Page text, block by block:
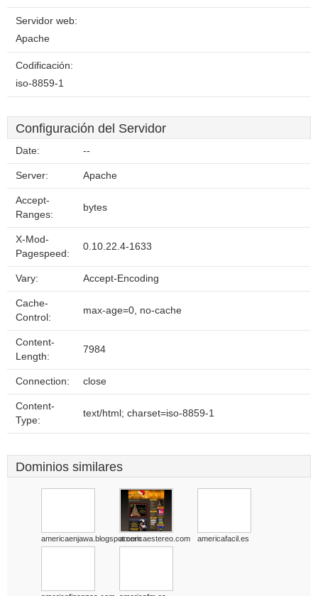
Servidor web:
Apache
Codificación:
iso-8859-1
Configuración del Servidor
Date: --
Server: Apache
Accept-
Ranges:
bytes
X-Mod-
Pagespeed:
0.10.22.4-1633
Vary: Accept-Encoding
Cache-
Control:
max-age=0, no-cache
Content-
Length:
7984
Connection: close
Content-
Type:
text/html; charset=iso-8859-1
Dominios similares
americaenjawa.blogspot.comamericaestereo.com americafacil.es